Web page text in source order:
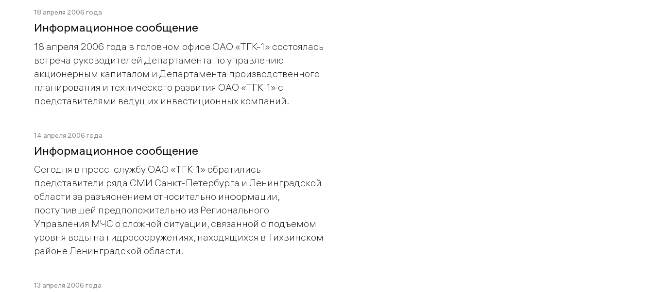
18 апреля 2006 года
Информационное сообщение
18 апреля 2006 года в головном офисе ОАО «ТГК-1» состоялась
встреча руководителей Департамента по управлению
акционерным капиталом и Департамента производственного
планирования и технического развития ОАО «ТГК-1» с
представителями ведущих инвестиционных компаний.
14 апреля 2006 года
Информационное сообщение
Сегодня в пресс-службу ОАО «ТГК-1» обратились
представители ряда СМИ Санкт-Петербурга и Ленинградской
области за разъяснением относительно информации,
поступившей предположительно из Регионального
Управления МЧС о сложной ситуации, связанной с подъемом
уровня воды на гидросооружениях, находящихся в Тихвинском
районе Ленинградской области.
13 апреля 2006 года